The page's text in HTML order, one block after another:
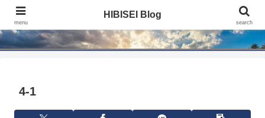
HIBISEI Blog
4-1
menu
HIBISEI Blog
search